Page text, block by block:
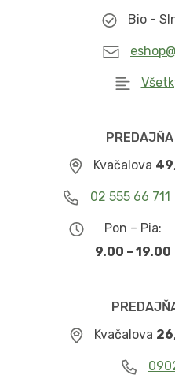
Bio -
Kvačalova 49
02 555 66 711
Pon – Pia:
9.00 – 19.00
Kvačalova 26